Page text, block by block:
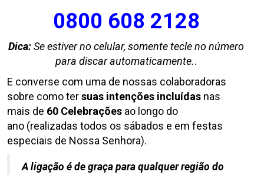
0800 608 2128
Dica:Se estiver no celular, somente tecle no número
para discar automaticamente..
E converse com uma de nossas colaboradoras
sobre como tersuas intenções incluídas nas
mais de 60 Celebrações ao longo do
ano (realizadas todos os sábados e em festas
especiais de Nossa Senhora).
A ligação é de graça para qualquer região do